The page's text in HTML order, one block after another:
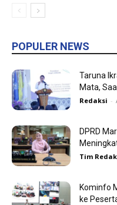
POPULER NEWS
Taruna
Mata,
Redaksi -
DPRD
Tim
Kominfo
ke